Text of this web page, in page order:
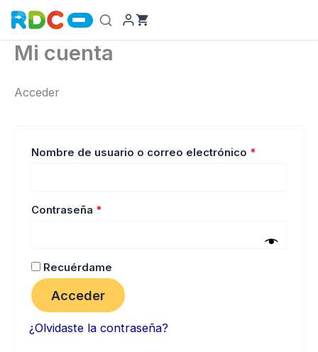
contenido
Mi cuenta
Acceder
Nombre de usuario o correo electrónico *
Contraseña *
Recuérdame
Acceder
¿Olvidaste la contraseña?